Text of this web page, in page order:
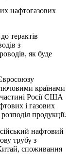
нафтогазових
терактів
з
як буде
країнами
Росії США
і газових
продукції.
нафтовий
трубу з
споживання